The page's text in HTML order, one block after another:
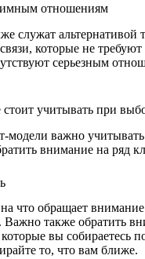
отношениям
служат
которые не
серьезным
учитывать при
модели важно
внимание на ряд
что обращает
Важно также обратить
вы собираетесь
то, что вам ближе.